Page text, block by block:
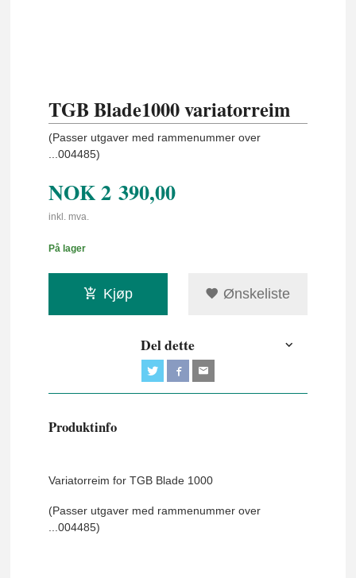
TGB Blade1000 variatorreim
(Passer utgaver med rammenummer over
...004485)
NOK2 390,00
inkl. mva.
På lager
Kjøp Ønskeliste
Del dette
Produktinfo
Variatorreim for TGB Blade 1000
(Passer utgaver med rammenummer over
...004485)